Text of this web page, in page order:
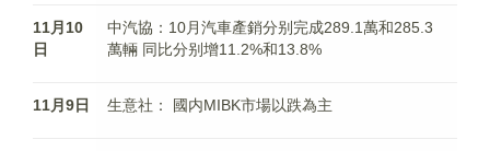
11月10
日
中汽協：10月汽車產銷分别完成289.1萬和285.3
萬輛 同比分别增11.2%和13.8%
11月9日 生意社： 國内MIBK市場以跌為主